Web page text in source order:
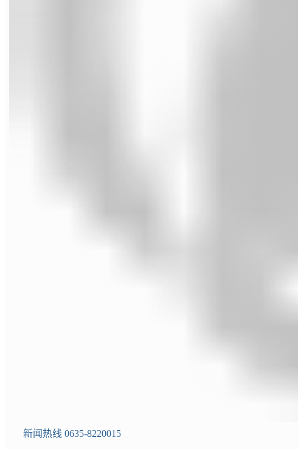
新闻热线 0635-8220015